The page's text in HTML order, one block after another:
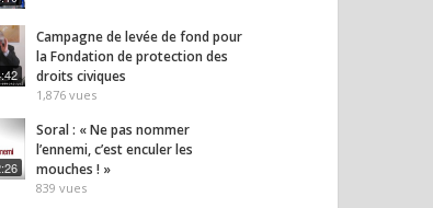
Campagne de levée de fond pour
la Fondation de protection des
droits civiques
1,876 vues
Soral : « Ne pas nommer
l’ennemi, c’est enculer les
mouches ! »
839 vues